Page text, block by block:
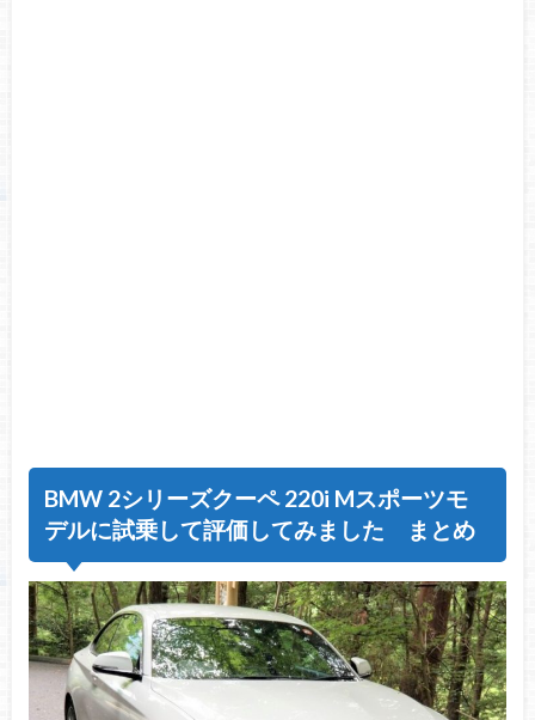
BMW 2シリーズクーペ 220i Mスポーツモ
デルに試乗して評価してみました まとめ